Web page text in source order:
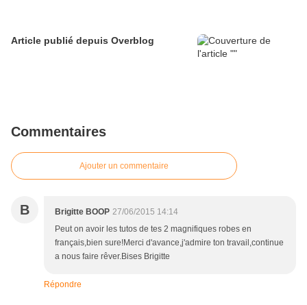
Article publié depuis Overblog
Commentaires
Ajouter un commentaire
B Brigitte BOOP 27/06/2015 14:14
Peut on avoir les tutos de tes 2 magnifiques robes en
français,bien sure!Merci d'avance,j'admire ton travail,continue
a nous faire rêver.Bises Brigitte
Répondre